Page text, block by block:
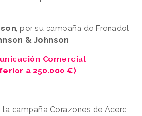
, por su campaña de Frenadol
& Johnson
Comercial
a 250.000 €)
la campaña Corazones de Acero